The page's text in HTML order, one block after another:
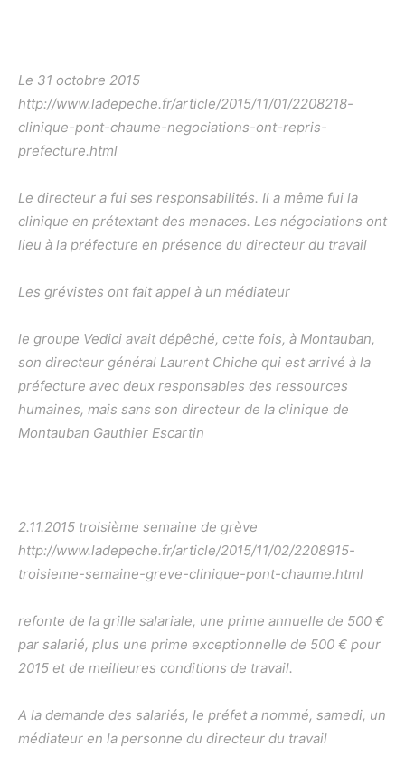
Le 31 octobre 2015
http://www.ladepeche.fr/article/2015/11/01/2208218-
clinique-pont-chaume-negociations-ont-repris-
prefecture.html
Le directeur a fui ses responsabilités. Il a même fui la
clinique en prétextant des menaces. Les négociations ont
lieu à la préfecture en présence du directeur du travail
Les grévistes ont fait appel à un médiateur
le groupe Vedici avait dépêché, cette fois, à Montauban,
son directeur général Laurent Chiche qui est arrivé à la
préfecture avec deux responsables des ressources
humaines, mais sans son directeur de la clinique de
Montauban Gauthier Escartin
2.11.2015 troisième semaine de grève
http://www.ladepeche.fr/article/2015/11/02/2208915-
troisieme-semaine-greve-clinique-pont-chaume.html
refonte de la grille salariale, une prime annuelle de 500 €
par salarié, plus une prime exceptionnelle de 500 € pour
2015 et de meilleures conditions de travail.
A la demande des salariés, le préfet a nommé, samedi, un
médiateur en la personne du directeur du travail